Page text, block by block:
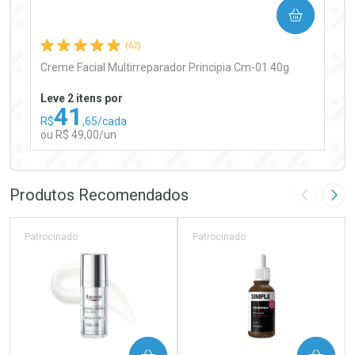
(62)
Creme Facial Multirreparador Principia Cm-01 40g
Leve 2 itens por
R$41 ,65/cada
ou R$ 49,00/un
COMPRAR
Laboratório
Ativar Desconto
Por Menos
Produtos Recomendados Imagem
Patrocinado Patrocinado